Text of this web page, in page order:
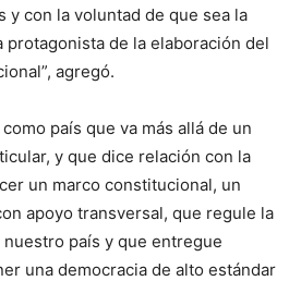
y con la voluntad de que sea la
protagonista de la elaboración del
agregó.
país que va más allá de un
y que dice relación con la
un marco constitucional, un
apoyo transversal, que regule la
país y que entregue
una democracia de alto estándar